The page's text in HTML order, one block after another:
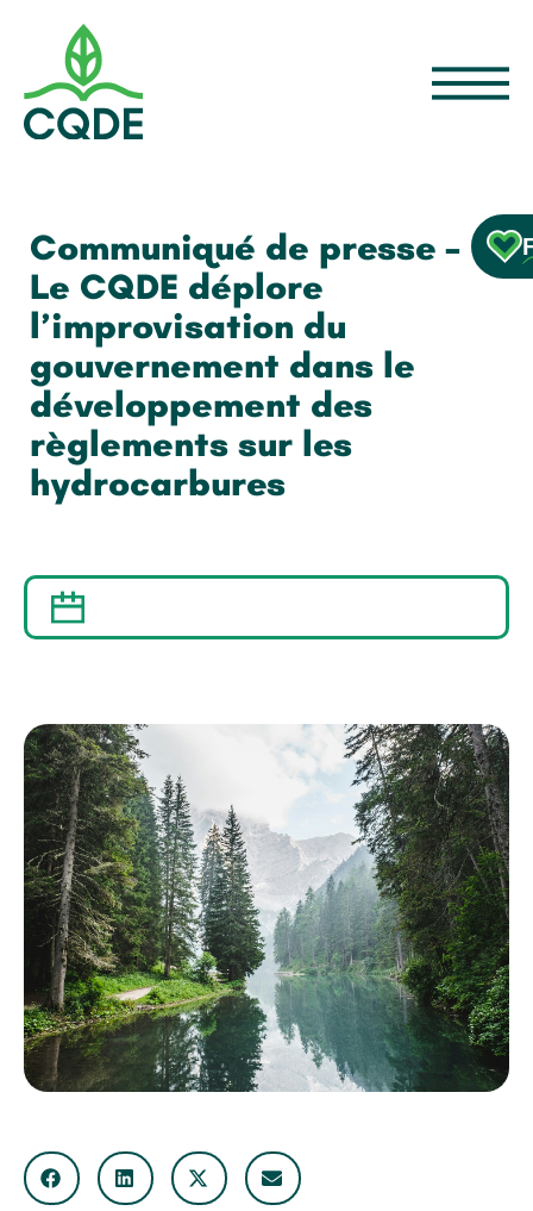
Communiqué de presse –
Le CQDE déplore
l’improvisation du
gouvernement dans le
développement des
règlements sur les
hydrocarbures